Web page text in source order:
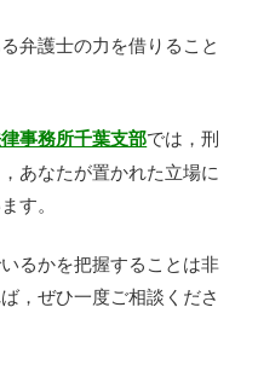
弁護士の力を借りること
事務所千葉支部では，刑
あなたが置かれた立場に
す。
るかを把握することは非
，ぜひ一度ご相談くださ